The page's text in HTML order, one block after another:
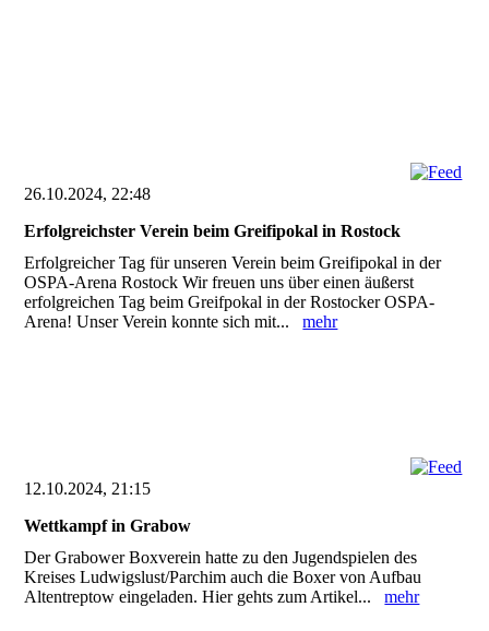
26.10.2024, 22:48
Erfolgreichster Verein beim Greifipokal in Rostock
Erfolgreicher Tag für unseren Verein beim Greifipokal in der
OSPA-Arena Rostock Wir freuen uns über einen äußerst
erfolgreichen Tag beim Greifpokal in der Rostocker OSPA-
Arena! Unser Verein konnte sich mit...mehr
12.10.2024, 21:15
Wettkampf in Grabow
Der Grabower Boxverein hatte zu den Jugendspielen des
Kreises Ludwigslust/Parchim auch die Boxer von Aufbau
Altentreptow eingeladen. Hier gehts zum Artikel...mehr